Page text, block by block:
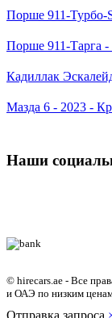
Порше 911-Турбо-
Порше 911-Тарга
Кадиллак
Мазда 6 - 2023 -
Наши
© hirecars.ae - Все
и ОАЭ по низким
Отправка запроса